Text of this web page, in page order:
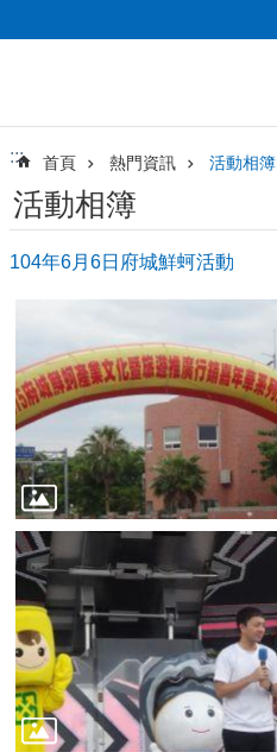
::: 首頁 熱門資訊 活動相簿
活動相簿
104年6月6日府城鮮蚵活動